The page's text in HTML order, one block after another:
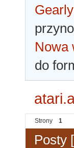
Nowa
do
Strony 1
Posty